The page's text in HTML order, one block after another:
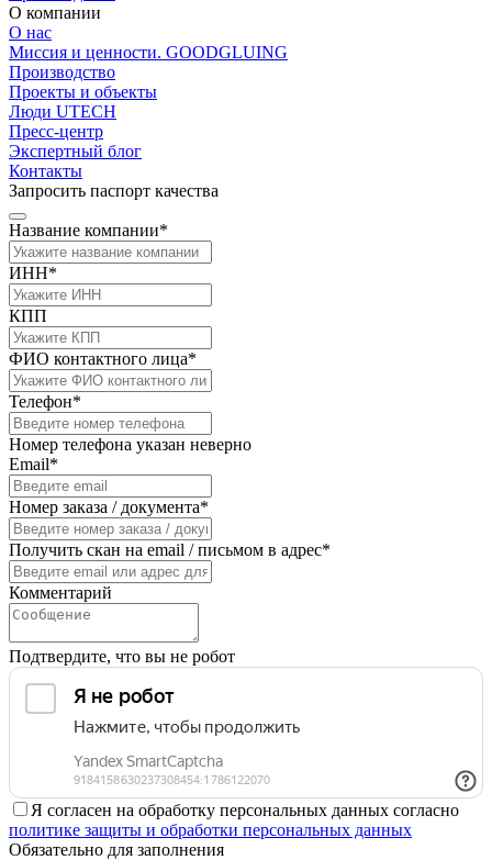
О компании
О нас
Миссия и ценности. GOODGLUING
Производство
Проекты и объекты
Люди UTECH
Пресс-центр
Экспертный блог
Контакты
Запросить паспорт качества
Название компании*
ИНН*
КПП
ФИО контактного лица*
Телефон*
Номер телефона указан неверно
Email*
Номер заказа / документа*
Получить скан на email / письмом в адрес*
Комментарий
Подтвердите, что вы не робот
Я согласен на обработку персональных данных согласно
политике защиты и обработки персональных данных
Обязательно для заполнения